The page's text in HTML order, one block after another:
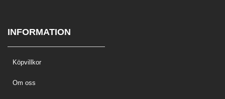
INFORMATION
Köpvillkor
Om oss